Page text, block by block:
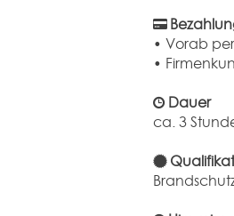
• Vorab
•
Dauer
ca. 3